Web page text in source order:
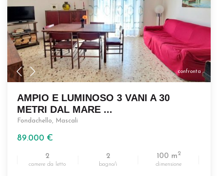
confronta
AMPIO E LUMINOSO 3 VANI A 30
METRI DAL MARE ...
Fondachello, Mascali
89.000 €
2
camere da letto
2
bagno/i
100 m2
dimensione